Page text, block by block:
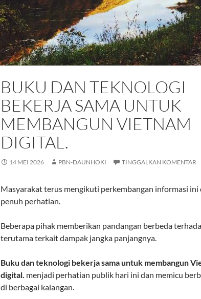
BUKU DAN TEKNOLOGI
BEKERJA SAMA UNTUK
MEMBANGUN VIETNAM
DIGITAL.
14 MEI 2026 PBN-DAUNHOKI TINGGALKAN KOMENTAR
Masyarakat terus mengikuti perkembangan informasi ini
penuh perhatian.
Beberapa pihak memberikan pandangan berbeda
terutama terkait dampak jangka panjangnya.
Buku dan teknologi bekerja sama untuk membangun
digital. menjadi perhatian publik hari ini dan memicu
di berbagai kalangan.